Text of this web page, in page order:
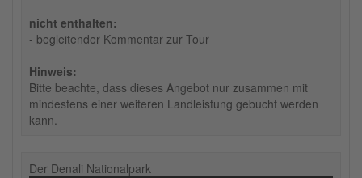
nicht enthalten:
- begleitender Kommentar zur Tour
Hinweis:
Bitte beachte, dass dieses Angebot nur zusammen mit
mindestens einer weiteren Landleistung gebucht werden
kann.
Der Denali Nationalpark